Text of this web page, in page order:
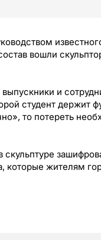
вошли
и
студент держит
то потереть
скульптуре
которые жителям